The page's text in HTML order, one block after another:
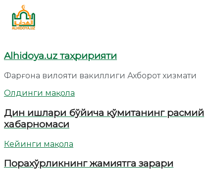
Alhidoya.uz таҳририяти
Фарғона вилояти вакиллиги Ахборот хизмати
Олдинги мақола
Дин ишлари бўйича қўмитанинг расмий
хабарномаси
Кейинги мақола
Порахўрликнинг жамиятга зарари